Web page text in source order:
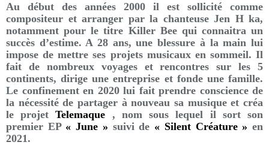
Au début des années 2000 il est sollicité comme
compositeur et arranger par la chanteuse Jen H ka,
notamment pour le titre Killer Bee qui connaitra un
succès d’estime. A 28 ans, une blessure à la main lui
impose de mettre ses projets musicaux en sommeil. Il
fait de nombreux voyages et rencontres sur les 5
continents, dirige une entreprise et fonde une famille.
Le confinement en 2020 lui fait prendre conscience de
la nécessité de partager à nouveau sa musique et créa
le projetTelemaque , nom sous lequel il sort son
premier EP « June » suivi de « Silent Créature » en
2021.